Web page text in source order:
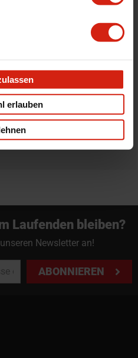
erlauben
tägige Rückgabefrist um deine
geben.
nötig?
oder sende eine Email an
Laufenden bleiben?
Newsletter an!
ABONNIEREN